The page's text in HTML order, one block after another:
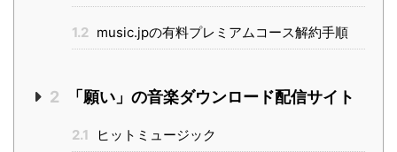
1.2 music.jpの有料プレミアムコース解約手順
2 「願い」の音楽ダウンロード配信サイト
2.1 ヒットミュージック